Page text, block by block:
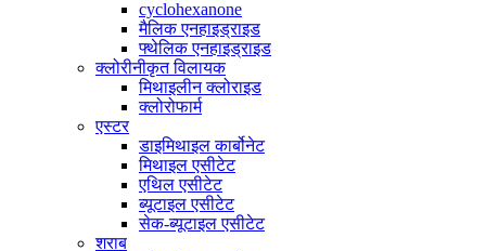
cyclohexanone
मैलिक एनहाइड्राइड
फ्थेलिक एनहाइड्राइड
क्लोरीनीकृत विलायक
मिथाइलीन क्लोराइड
क्लोरोफार्म
एस्टर
डाइमिथाइल कार्बोनेट
मिथाइल एसीटेट
एथिल एसीटेट
ब्यूटाइल एसीटेट
सेक-ब्यूटाइल एसीटेट
शराब